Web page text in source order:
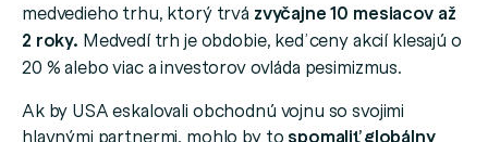
medvedieho trhu, ktorý trvá zvyčajne 10 mesiacov až
2 roky. Medvedí trh je obdobie, keď ceny akcií klesajú o
20 % alebo viac a investorov ovláda pesimizmus.
Ak by USA eskalovali obchodnú vojnu so svojimi
hlavnými partnermi, mohlo by to spomaliť globálny